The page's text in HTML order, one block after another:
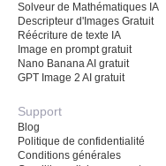
Solveur de Mathématiques IA
Descripteur d'Images Gratuit
Réécriture de texte IA
Image en prompt gratuit
Nano Banana AI gratuit
GPT Image 2 AI gratuit
Support
Blog
Politique de confidentialité
Conditions générales